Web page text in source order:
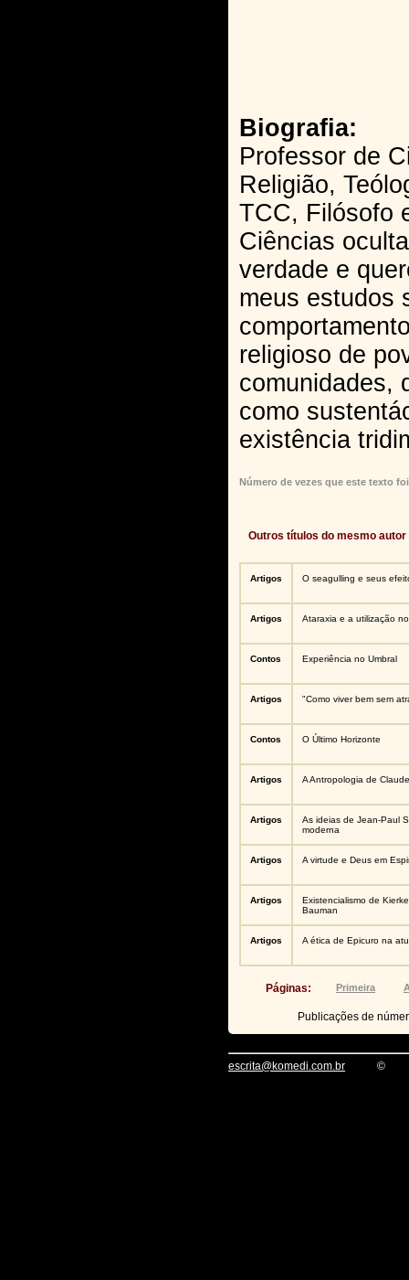
Biografia:
Professor de
Religião,
TCC, Filósofo
Ciências
verdade e
meus estudos
religioso de
comunidades,
como
existência
Número de vezes que este texto
Outros títulos do mesmo autor
Artigos O seagulling e seus
Artigos Ataraxia e a utilização
Contos Experiência no Umbral
Artigos "Como viver bem sem
Contos O Último Horizonte
Artigos A Antropologia de
Artigos
As ideias de Jean-Paul
moderna
Artigos A virtude e Deus em
Artigos
Existencialismo de
Bauman
Artigos A ética de Epicuro na
Páginas: Primeira
Publicações de
escrita@komedi.com.br ©